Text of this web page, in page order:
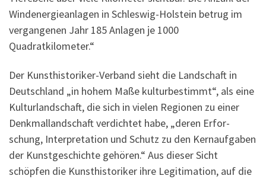
Wind­energie­anlagen in Schleswig-Holstein betrug im
vergangenen Jahr 185 Anlagen je 1000
Quadratkilometer.“
Der Kunsthistoriker-Verband sieht die Landschaft in
Deutschland „in hohem Maße kulturbestimmt“, als eine
Kulturlandschaft, die sich in vielen Regionen zu einer
Denkmallandschaft verdichtet habe, „deren Erfor­
schung, Interpretation und Schutz zu den Kernaufgaben
der Kunstgeschichte gehören.“ Aus dieser Sicht
schöpfen die Kunsthistoriker ihre Legitimation, auf die